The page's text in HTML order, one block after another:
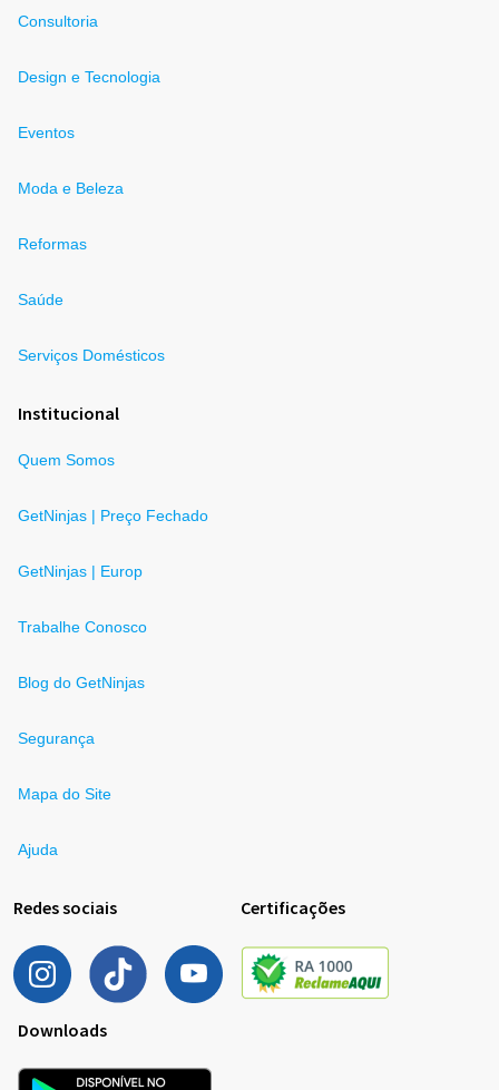
Consultoria
Design e Tecnologia
Eventos
Moda e Beleza
Reformas
Saúde
Serviços Domésticos
Institucional
Quem Somos
GetNinjas | Preço Fechado
GetNinjas | Europ
Trabalhe Conosco
Blog do GetNinjas
Segurança
Mapa do Site
Ajuda
Redes sociais Certificações
Downloads